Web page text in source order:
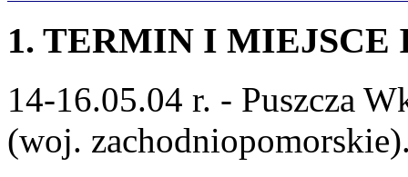
1. TERMIN I MIEJSCE
14-16.05.04 r. - Puszcza
(woj.